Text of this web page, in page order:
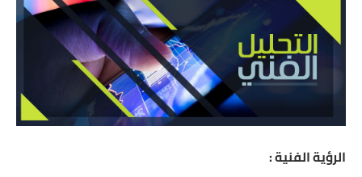
الرؤية الفنية :